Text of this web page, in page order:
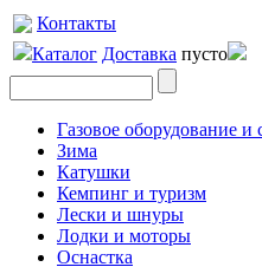
Контакты
Каталог Доставка пусто
Газовое оборудование и
Зима
Катушки
Кемпинг и туризм
Лески и шнуры
Лодки и моторы
Оснастка